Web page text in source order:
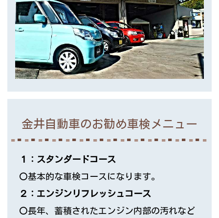
金井自動車のお勧め車検メニュー
１：スタンダードコース
〇基本的な車検コースになります。
２： エンジンリフレッシュコース
〇長年、蓄積されたエンジン内部の汚れなど